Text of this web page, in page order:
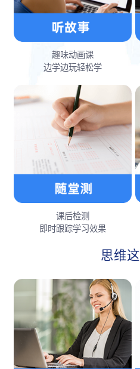
趣味动画课
边学边玩轻松学
课后检测
即时跟踪学习效果
思维